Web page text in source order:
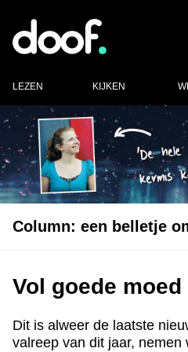
LEZEN KIJKEN
Column: een belletje
Vol goede moed
Dit is alweer de laatste
valreep van dit jaar, nemen